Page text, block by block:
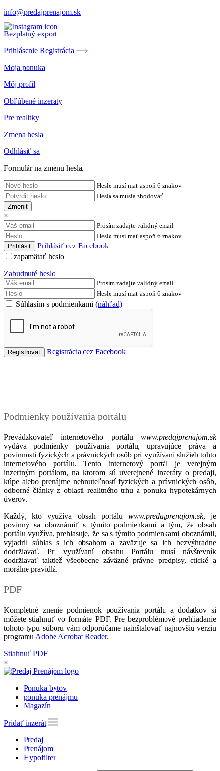
info@predajprenajom.sk
Bezplatný export
Prihlásenie Registrácia
Moja ponuka
Môj profil
Obľúbené inzeráty
Pre realitky
Zmena hesla
Odhlásiť sa
Formulár na zmenu hesla.
Heslo musí mať aspoň 6 znakov
Heslá sa musia zhodovať
Zmeniť
×
Prosím zadajte validný email
Heslo musí mať aspoň 6 znakov
Prihlásiť cez Facebook
zapamätať heslo
Zabudnuté heslo
Prosím zadajte validný email
Heslo musí mať aspoň 6 znakov
Súhlasím s podmienkami (náhľad)
Registrácia cez Facebook
Podmienky používania portálu
Prevádzkovateľ internetového portálu www.predajprenajom.sk
vydáva podmienky používania portálu, upravujúce práva a
povinnosti fyzických a právnických osôb pri využívaní služieb tohto
internetového portálu. Tento internetový portál je verejným
inzertným portálom, na ktorom sú uverejnené inzeráty o predaji,
kúpe alebo prenájme nehnuteľností fyzických a právnických osôb,
odborné články z oblasti realitného trhu a ponuka hypotekárnych
úverov.
Každý, kto využíva obsah portálu www.predajprenajom.sk, je
povinný sa oboznámiť s týmito podmienkami a tým, že obsah
portálu využíva, prehlasuje, že sa s týmito podmienkami oboznámil,
vyjadril súhlas s ich obsahom a zaväzuje sa ich bezvýhradne
dodržiavať. Pri využívaní obsahu Portálu musí návštevník
dodržiavať taktiež všeobecne záväzné právne predpisy, etické a
morálne pravidlá.
PDF
Kompletné znenie podmienok používania portálu a dodatkov si
môžete stiahnuť vo formáte PDF. Pre bezproblémové prehliadanie
tohoto typu súboru vám odporúčame nainštalovať najnovšiu verziu
programu Adobe Acrobat Reader.
Stiahnuť PDF
×
Ponuka bytov
ponuka prenájmu
Magazín
Pridať inzerát
Predaj
Prenájom
Hypofilter